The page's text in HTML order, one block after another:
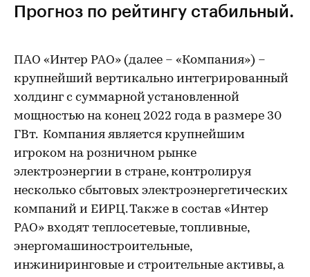
Прогноз по рейтингу стабильный.
ПАО «Интер РАО» (далее – «Компания») –
крупнейший вертикально интегрированный
холдинг с суммарной установленной
мощностью на конец 2022 года в размере 30
ГВт. Компания является крупнейшим
игроком на розничном рынке
электроэнергии в стране, контролируя
несколько сбытовых электроэнергетических
компаний и ЕИРЦ. Также в состав «Интер
РАО» входят теплосетевые, топливные,
энергомашиностроительные,
инжиниринговые и строительные активы, а